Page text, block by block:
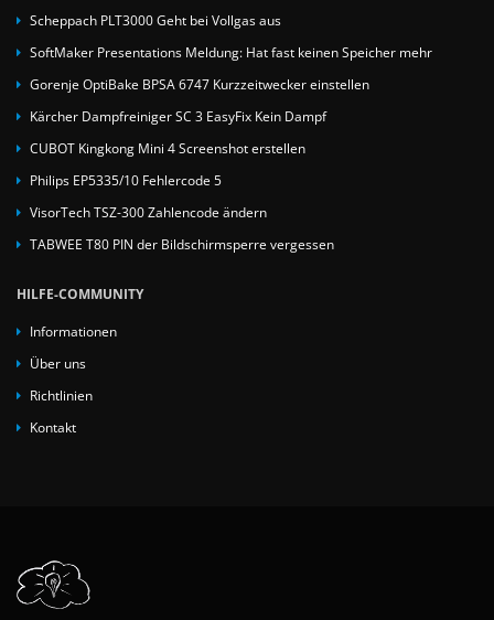
Scheppach PLT3000 Geht bei Vollgas aus
SoftMaker Presentations Meldung: Hat fast keinen Speicher mehr
Gorenje OptiBake BPSA 6747 Kurzzeitwecker einstellen
Kärcher Dampfreiniger SC 3 EasyFix Kein Dampf
CUBOT Kingkong Mini 4 Screenshot erstellen
Philips EP5335/10 Fehlercode 5
VisorTech TSZ-300 Zahlencode ändern
TABWEE T80 PIN der Bildschirmsperre vergessen
HILFE-COMMUNITY
Informationen
Über uns
Richtlinien
Kontakt